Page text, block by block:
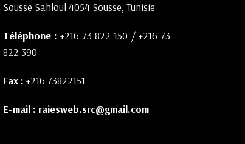
Sousse Sahloul 4054 Sousse, Tunisie
Téléphone : +216 73 822 150 /+216 73
822 390
Fax : +216 73822151
E-mail : raiesweb.src@gmail.com